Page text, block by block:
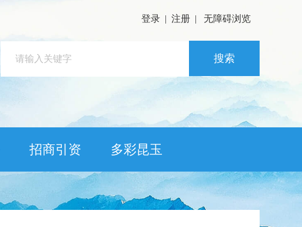
登录 | 注册 | 无障碍浏览
搜索
招商引资 多彩昆玉